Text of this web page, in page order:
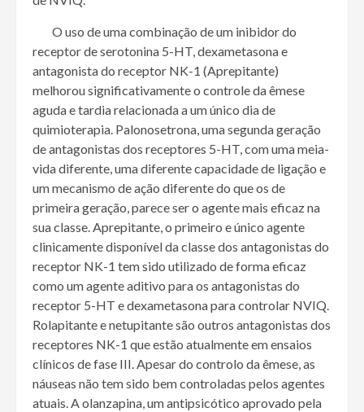
O uso de uma combinação de um inibidor do
receptor de serotonina 5-HT, dexametasona e
antagonista do receptor NK-1 (Aprepitante)
melhorou significativamente o controle da êmese
aguda e tardia relacionada a um único dia de
quimioterapia. Palonosetrona, uma segunda geração
de antagonistas dos receptores 5-HT, com uma meia-
vida diferente, uma diferente capacidade de ligação e
um mecanismo de ação diferente do que os de
primeira geração, parece ser o agente mais eficaz na
sua classe. Aprepitante, o primeiro e único agente
clinicamente disponível da classe dos antagonistas do
receptor NK-1 tem sido utilizado de forma eficaz
como um agente aditivo para os antagonistas do
receptor 5-HT e dexametasona para controlar NVIQ.
Rolapitante e netupitante são outros antagonistas dos
receptores NK-1 que estão atualmente em ensaios
clínicos de fase III. Apesar do controlo da êmese, as
náuseas não tem sido bem controladas pelos agentes
atuais. A olanzapina, um antipsicótico aprovado pela